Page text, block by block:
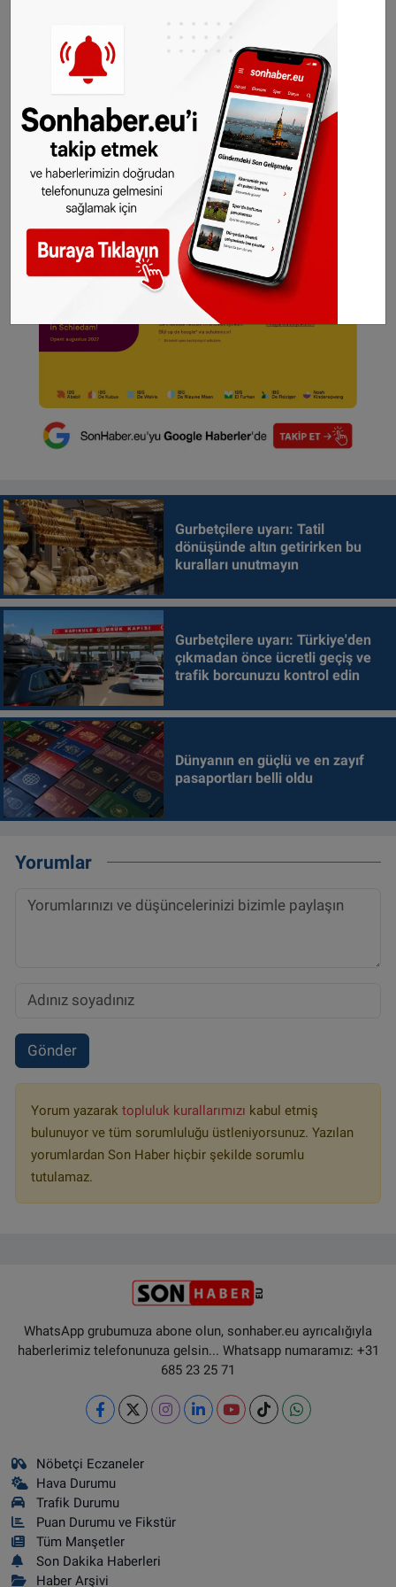
©️SONHABER.EU
Gurbetçilere uyarı: Tatil
dönüşünde altın getirirken bu
kuralları unutmayın
Gurbetçilere uyarı: Türkiye'den
çıkmadan önce ücretli geçiş ve
trafik borcunuzu kontrol edin
Dünyanın en güçlü ve en zayıf
pasaportları belli oldu
Yorumlar
Gönder
Yorum yazarak topluluk kurallarımızı kabul etmiş
bulunuyor ve tüm sorumluluğu üstleniyorsunuz. Yazılan
yorumlardan Son Haber hiçbir şekilde sorumlu
tutulamaz.
WhatsApp grubumuza abone olun, sonhaber.eu ayrıcalığıyla
haberlerimiz telefonunuza gelsin... Whatsapp numaramız: +31
685 23 25 71
Nöbetçi Eczaneler
Hava Durumu
Trafik Durumu
Puan Durumu ve Fikstür
Tüm Manşetler
Son Dakika Haberleri
Haber Arşivi